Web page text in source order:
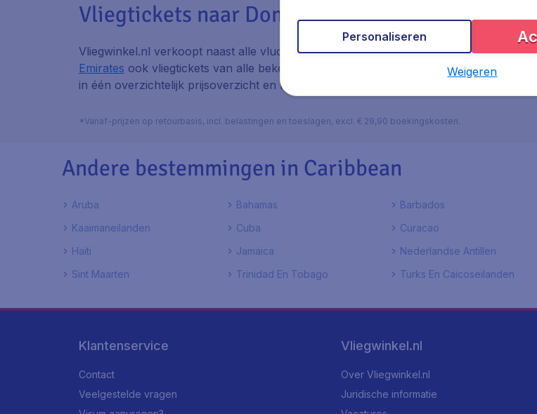
Vliegtickets naar Dominica boeken met
Vliegwinkel.nl verkoopt naast alle vluchten van de grote luchtvaartmaatschappijen
Emirates ook vliegtickets van alle bekende low-cost airlines, zoals Transaviaen
in één overzichtelijk prijsoverzicht en kun je gemakkelijk kiezen uit de voordeligste
*Vanaf-prijzen op retourbasis, incl. belastingen en toeslagen, excl. € 29,90 boekingskosten.
Andere bestemmingen in Caribbean
Aruba Bahamas Barbados
Kaaimaneilanden
Cuba Curacao
Haiti
Jamaica Nederlandse Antillen
Sint Maarten
Trinidad En Tobago Turks En Caicoseilanden
Klantenservice
Contact
Veelgestelde vragen
Vliegwinkel.nl
Over Vliegwinkel.nl
Juridische informatie
Personaliseren
Weigeren